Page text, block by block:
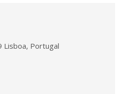
Lisboa, Portugal